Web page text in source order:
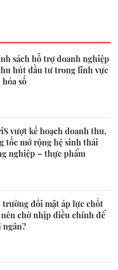
sách hỗ trợ doanh nghiệp
hút đầu tư trong lĩnh vực
hóa số
vượt kế hoạch doanh thu,
tốc mở rộng hệ sinh thái
nghiệp – thực phẩm
đối mặt áp lực chốt
chờ nhịp điều chỉnh để
ngân?